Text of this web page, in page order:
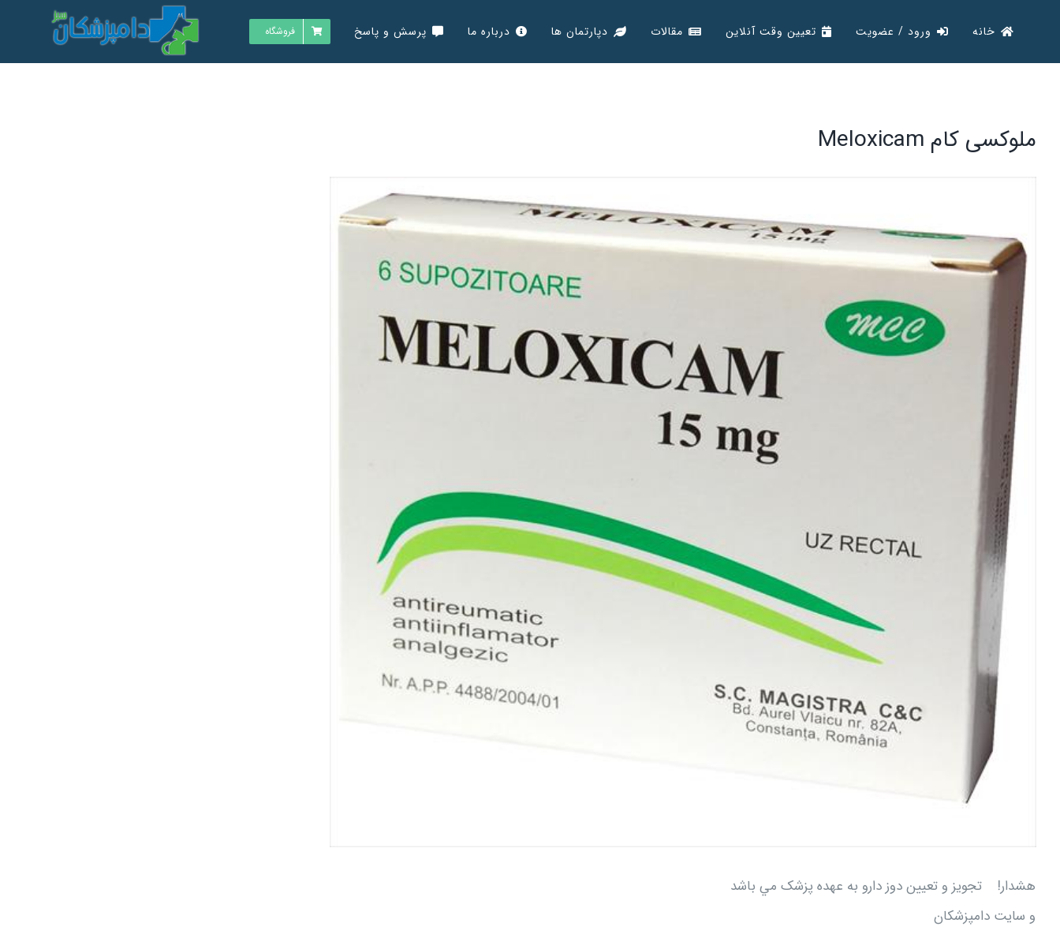
خانه ورود / عضویت تعیین وقت آنلاین مقالات دپارتمان ها درباره ما پرسش و پاسخ فروشگاه
ملوکسی کام Meloxicam
Image
هشدار! تجويز و تعيين دوز دارو به عهده پزشک مي باشد
و سایت دامپزشکان